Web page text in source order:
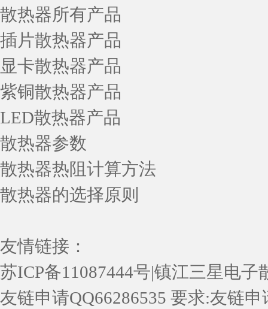
散热器所有产品
插片散热器产品
显卡散热器产品
紫铜散热器产品
LED散热器产品
散热器参数
散热器热阻计算方法
散热器的选择原则
友情链接：
苏ICP备11087444号|镇江三星电子
友链申请QQ66286535 要求:友链